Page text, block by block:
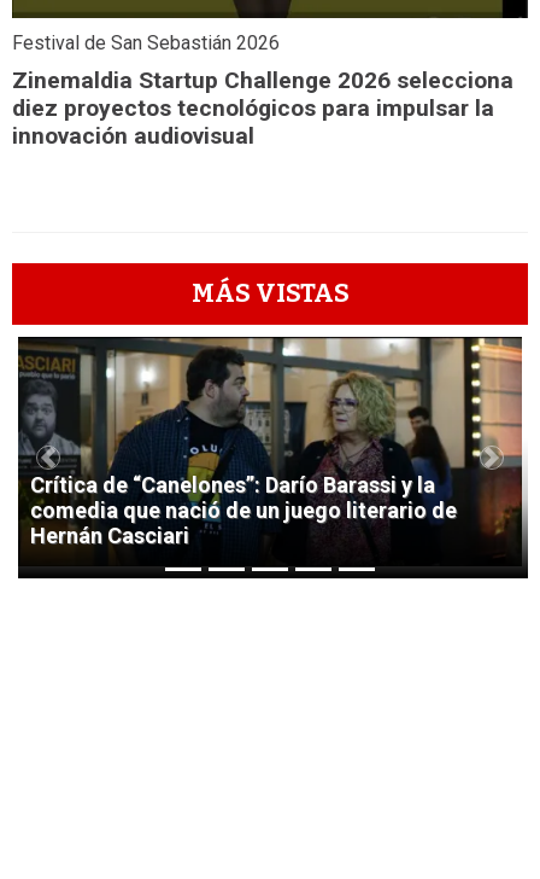
Festival de San Sebastián 2026
Zinemaldia Startup Challenge 2026 selecciona
diez proyectos tecnológicos para impulsar la
innovación audiovisual
MÁS VISTAS
1
Crítica de “Canelones”: Darío Barassi y la
comedia que nació de un juego literario de
Hernán Casciari
Previous Next